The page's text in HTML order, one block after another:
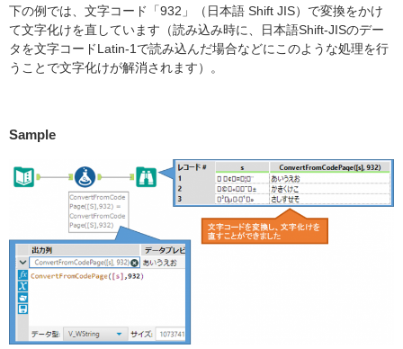
下の例では、文字コード「932」（日本語 Shift JIS）で変換をかけ
て文字化けを直しています（読み込み時に、日本語Shift-JISのデー
タを文字コードLatin-1で読み込んだ場合などにこのような処理を行
うことで文字化けが解消されます）。
Sample